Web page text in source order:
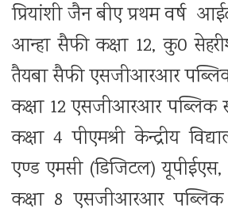
प्रियांशी जैन बीए प्रथम वर्ष
आन्हा सैफी कक्षा 12, कु0
तैयबा सैफी एसजीआरआर
कक्षा 12 एसजीआरआर पब्लिक
कक्षा 4 पीएमश्री केन्द्रीय
एण्ड एमसी (डिजिटल)
कक्षा 8 एसजीआरआर